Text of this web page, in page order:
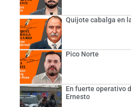
Quijote cabalga en
Pico Norte
En fuerte operativo
Ernesto